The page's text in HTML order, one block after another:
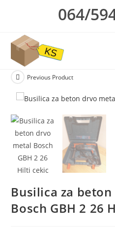
064/
Previous Product
Busilica za
Bosch GBH 2 26